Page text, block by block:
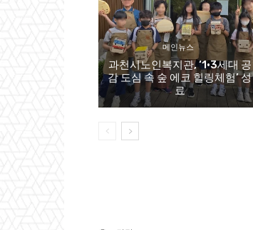
메인뉴스
과천시노인복지관, ‘1·3세대 공
감 도심 속 숲 에코 힐링체험’ 성
료